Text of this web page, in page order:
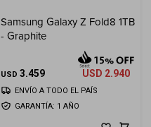
Samsung Galaxy Z Fold8 1TB
- Graphite
USD 3.459 USD 2.940
GARANTÍA: 1 AÑO
ENVÍO A TODO EL PAÍS